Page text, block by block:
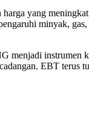
yang
minyak,
menjadi instrumen
EBT terus